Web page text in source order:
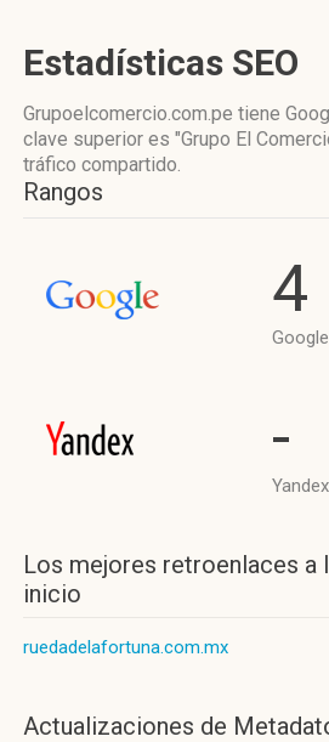
Estadísticas SEO
Grupoelcomercio.com.pe tiene
clave superior es "Grupo El
tráfico compartido.
Rangos
4
-
Los mejores retroenlaces a
inicio
ruedadelafortuna.com.mx
Actualizaciones de